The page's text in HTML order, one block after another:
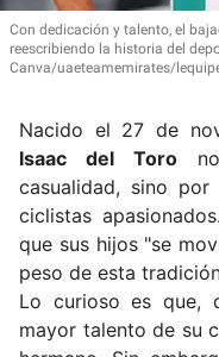
Con dedicación y talento, el
reescribiendo la historia del
Canva/uaeteamemirates/
Nacido el 27 de
Isaac del Toro
casualidad, sino por
ciclistas
que sus hijos "se
peso de esta
Lo curioso es que,
mayor talento de su